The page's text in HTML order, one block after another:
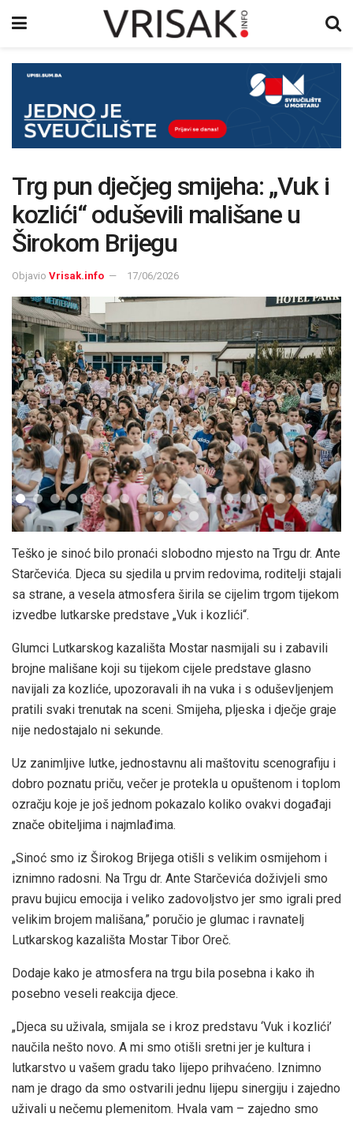
Trg pun dječjeg smijeha: „Vuk i
kozlići“ oduševili mališane u
Širokom Brijegu
Objavio Vrisak.info 17/06/2026
Teško je sinoć bilo pronaći slobodno mjesto na Trgu dr. Ante
Starčevića. Djeca su sjedila u prvim redovima, roditelji stajali
sa strane, a vesela atmosfera širila se cijelim trgom tijekom
izvedbe lutkarske predstave „Vuk i kozlići“.
Glumci Lutkarskog kazališta Mostar nasmijali su i zabavili
brojne mališane koji su tijekom cijele predstave glasno
navijali za kozliće, upozoravali ih na vuka i s oduševljenjem
pratili svaki trenutak na sceni. Smijeha, pljeska i dječje graje
nije nedostajalo ni sekunde.
Uz zanimljive lutke, jednostavnu ali maštovitu scenografiju i
dobro poznatu priču, večer je protekla u opuštenom i toplom
ozračju koje je još jednom pokazalo koliko ovakvi događaji
znače obiteljima i najmlađima.
„Sinoć smo iz Širokog Brijega otišli s velikim osmijehom i
iznimno radosni. Na Trgu dr. Ante Starčevića doživjeli smo
pravu bujicu emocija i veliko zadovoljstvo jer smo igrali pred
velikim brojem mališana,” poručio je glumac i ravnatelj
Lutkarskog kazališta Mostar Tibor Oreč.
Dodaje kako je atmosfera na trgu bila posebna i kako ih
posebno veseli reakcija djece.
„Djeca su uživala, smijala se i kroz predstavu ‘Vuk i kozlići’
naučila nešto novo. A mi smo otišli sretni jer je kultura i
lutkarstvo u vašem gradu tako lijepo prihvaćeno. Iznimno
nam je drago da smo ostvarili jednu lijepu sinergiju i zajedno
uživali u nečemu plemenitom. Hvala vam – zajedno smo